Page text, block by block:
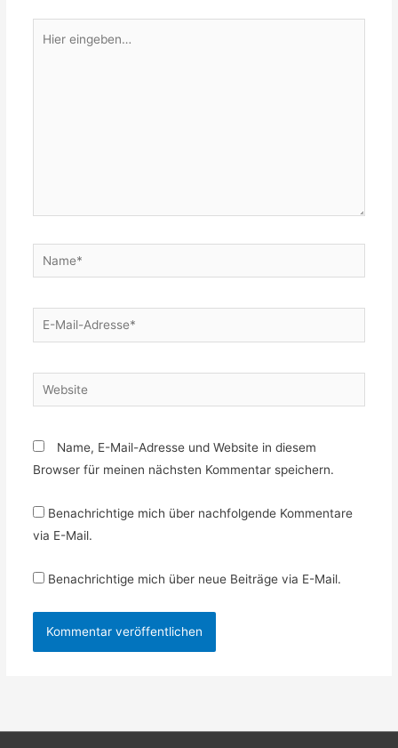
eingeben…
Name*
E-
Mail-
Website
Name, E-Mail-Adresse und Website in diesem
Browser für meinen nächsten Kommentar speichern.
Benachrichtige mich über nachfolgende Kommentare
via E-Mail.
Benachrichtige mich über neue Beiträge via E-Mail.